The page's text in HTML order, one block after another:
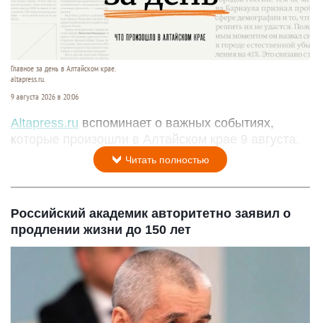
Главное за день в Алтайском крае.
altapress.ru.
9 августа 2026 в 20:06
Altapress.ru вспоминает о важных событиях,
которые произошли в Алтайском крае 9 августа.
Читать полностью
Российский академик авторитетно заявил о
продлении жизни до 150 лет